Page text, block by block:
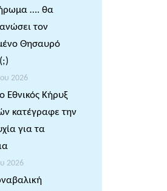
…. θα
τον
Θησαυρό
2026
Εθνικός Κήρυξ
κατέγραφε την
για τα
2026